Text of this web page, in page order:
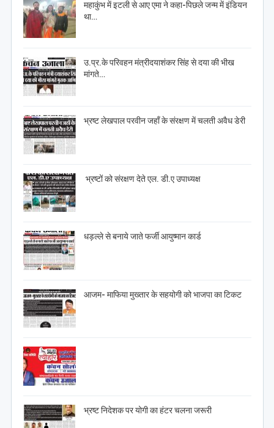
महाकुंभ में इटली से आए एमा ने कहा-पिछले जन्म में इंडियन
था…
उ.प्र.के परिवहन मंत्रीदयाशंकर सिंह से दया की भीख
मांगते…
भ्रष्ट लेखपाल परवीन जहाँ के संरक्षण में चलती अवैध डेरी
भ्रष्टों को संरक्षण देते एल. डी.ए उपाध्यक्ष
धड़ल्ले से बनाये जाते फर्जी आयुष्मान कार्ड
आजम- माफिया मुख्तार के सहयोगी को भाजपा का टिकट
भ्रष्ट निदेशक पर योगी का हंटर चलना जरूरी